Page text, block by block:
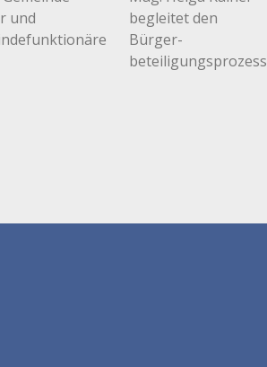
und
begleitet den
Bürger-
beteiligungsprozess